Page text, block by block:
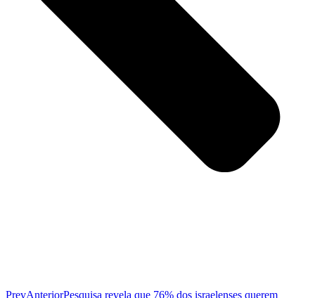
PrevAnteriorPesquisa revela que 76% dos israelenses querem